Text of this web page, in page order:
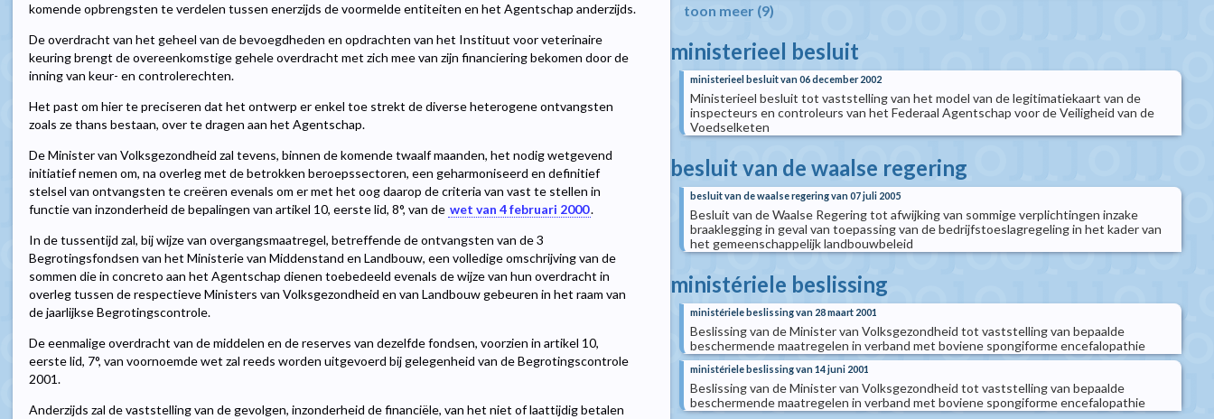
komende opbrengsten te verdelen tussen enerzijds de voormelde entiteiten en het Agentschap anderzijds.
De overdracht van het geheel van de bevoegdheden en opdrachten van het Instituut voor veterinaire
keuring brengt de overeenkomstige gehele overdracht met zich mee van zijn financiering bekomen door de
inning van keur- en controlerechten.
Het past om hier te preciseren dat het ontwerp er enkel toe strekt de diverse heterogene ontvangsten
zoals ze thans bestaan, over te dragen aan het Agentschap.
De Minister van Volksgezondheid zal tevens, binnen de komende twaalf maanden, het nodig wetgevend
initiatief nemen om, na overleg met de betrokken beroepssectoren, een geharmoniseerd en definitief
stelsel van ontvangsten te creëren evenals om er met het oog daarop de criteria van vast te stellen in
functie van inzonderheid de bepalingen van artikel 10, eerste lid, 8°, van de wet van 4 februari 2000.
In de tussentijd zal, bij wijze van overgangsmaatregel, betreffende de ontvangsten van de 3
Begrotingsfondsen van het Ministerie van Middenstand en Landbouw, een volledige omschrijving van de
sommen die in concreto aan het Agentschap dienen toebedeeld evenals de wijze van hun overdracht in
overleg tussen de respectieve Ministers van Volksgezondheid en van Landbouw gebeuren in het raam van
de jaarlijkse Begrotingscontrole.
De eenmalige overdracht van de middelen en de reserves van dezelfde fondsen, voorzien in artikel 10,
eerste lid, 7°, van voornoemde wet zal reeds worden uitgevoerd bij gelegenheid van de Begrotingscontrole
2001.
Anderzijds zal de vaststelling van de gevolgen, inzonderheid de financiële, van het niet of laattijdig betalen
toon meer (9)
ministerieel besluit
ministerieel besluit van 06 december 2002
Ministerieel besluit tot vaststelling van het model van de legitimatiekaart van de
inspecteurs en controleurs van het Federaal Agentschap voor de Veiligheid van de
Voedselketen
besluit van de waalse regering
besluit van de waalse regering van 07 juli 2005
Besluit van de Waalse Regering tot afwijking van sommige verplichtingen inzake
braaklegging in geval van toepassing van de bedrijfstoeslagregeling in het kader van
het gemeenschappelijk landbouwbeleid
ministériele beslissing
ministériele beslissing van 28 maart 2001
Beslissing van de Minister van Volksgezondheid tot vaststelling van bepaalde
beschermende maatregelen in verband met boviene spongiforme encefalopathie
ministériele beslissing van 14 juni 2001
Beslissing van de Minister van Volksgezondheid tot vaststelling van bepaalde
beschermende maatregelen in verband met boviene spongiforme encefalopathie